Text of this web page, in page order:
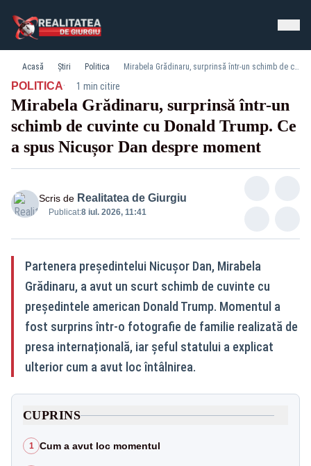
Acasă Știri Politica Mirabela Grădinaru, surprinsă într-un schimb de cuvinte cu Donald Trump. Ce a spus Nicușor Dan despre moment
POLITICA· 1 min citire
Mirabela Grădinaru, surprinsă într-un
schimb de cuvinte cu Donald Trump. Ce
a spus Nicușor Dan despre moment
Scris de Realitatea de Giurgiu
Publicat:8 iul. 2026, 11:41
Partenera președintelui Nicușor Dan, Mirabela
Grădinaru, a avut un scurt schimb de cuvinte cu
președintele american Donald Trump. Momentul a
fost surprins într-o fotografie de familie realizată de
presa internațională, iar șeful statului a explicat
ulterior cum a avut loc întâlnirea.
CUPRINS
1 Cum a avut loc momentul